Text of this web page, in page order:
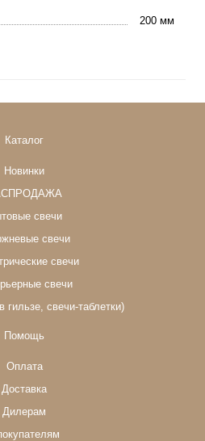
200 мм
Каталог
Новинки
свечи
свечи
свечи
свечи
гильзе, свечи-таблетки)
Помощь
Оплата
Доставка
Дилерам